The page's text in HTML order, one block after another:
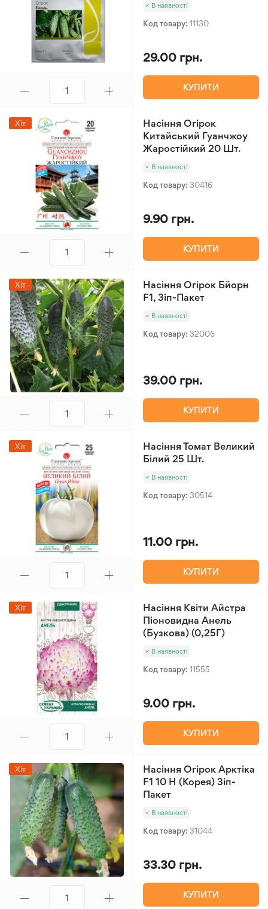
В наявності
Код товару: 11130
29.00 грн.
КУПИТИ
Хіт
Насіння Огірок
Китайський Гуанчжоу
Жаростійкий 20 Шт.
В наявності
Код товару: 30416
9.90 грн.
КУПИТИ
Хіт
Насіння Огірок Бйорн
F1, Зіп-Пакет
В наявності
Код товару: 32006
39.00 грн.
КУПИТИ
Хіт
Насіння Томат Великий
Білий 25 Шт.
В наявності
Код товару: 30514
11.00 грн.
КУПИТИ
Хіт
Насіння Квіти Айстра
Піоновидна Анель
(Бузкова) (0,25Г)
В наявності
Код товару: 11555
9.00 грн.
КУПИТИ
Хіт
Насіння Огірок Арктіка
F1 10 Н (Корея) Зіп-
Пакет
В наявності
Код товару: 31044
33.30 грн.
КУПИТИ